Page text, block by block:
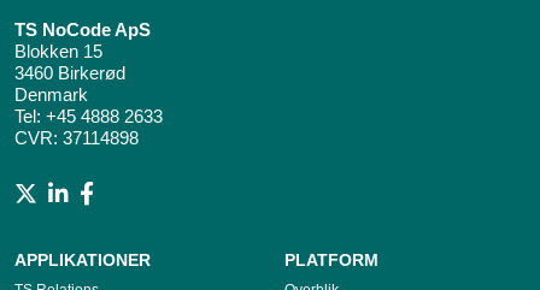
TS NoCode ApS
Blokken 15
3460 Birkerød
Denmark
Tel: +45 4888 2633
CVR: 37114898
APPLIKATIONER PLATFORM